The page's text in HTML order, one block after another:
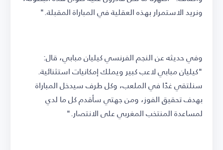
ونريد الاستمرار بهذه العقلية في المباراة المقبلة."
وفي حديثه عن النجم الفرنسي كيليان مبابي، قال:
"كيليان مبابي لاعب كبير ويملك إمكانيات استثنائية.
سنلتقي غدًا في الملعب، وكل طرف سيدخل المباراة
بهدف تحقيق الفوز، ومن جهتي سأقدم كل ما لدي
لمساعدة المنتخب المغربي على الانتصار."